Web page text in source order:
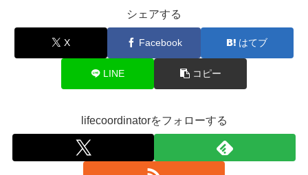
シェアする
X Facebook はてブ
LINE コピー
lifecoordinatorをフォローする